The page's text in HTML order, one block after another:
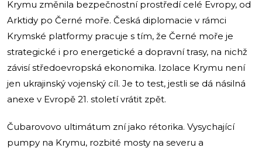
Krymu změnila bezpečnostní prostředí celé Evropy, od
Arktidy po Černé moře. Česká diplomacie v rámci
Krymské platformy pracuje s tím, že Černé moře je
strategické i pro energetické a dopravní trasy, na nichž
závisí středoevropská ekonomika. Izolace Krymu není
jen ukrajinský vojenský cíl. Je to test, jestli se dá násilná
anexe v Evropě 21. století vrátit zpět.
Čubarovovo ultimátum zní jako rétorika. Vysychající
pumpy na Krymu, rozbité mosty na severu a